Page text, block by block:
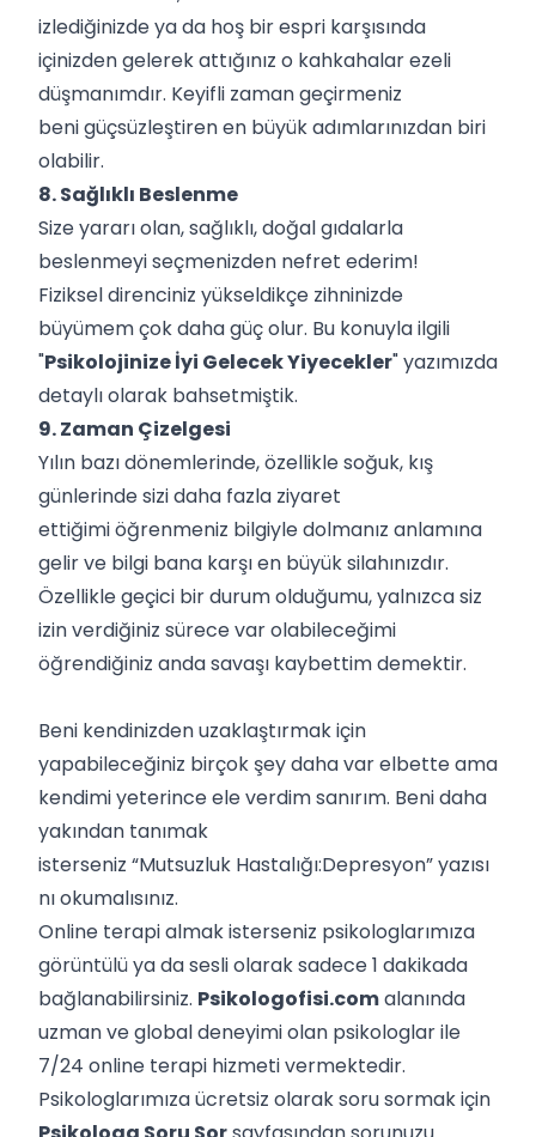
izlediğinizde ya da hoş bir espri karşısında
içinizden gelerek attığınız o kahkahalar ezeli
düşmanımdır. Keyifli zaman geçirmeniz
beni güçsüzleştiren en büyük adımlarınızdan biri
olabilir.
8. Sağlıklı Beslenme
Size yararı olan, sağlıklı, doğal gıdalarla
beslenmeyi seçmenizden nefret ederim!
Fiziksel direnciniz yükseldikçe zihninizde
büyümem çok daha güç olur. Bu konuyla ilgili
"Psikolojinize İyi Gelecek Yiyecekler" yazımızda
detaylı olarak bahsetmiştik.
9. Zaman Çizelgesi
Yılın bazı dönemlerinde, özellikle soğuk, kış
günlerinde sizi daha fazla ziyaret
ettiğimi öğrenmeniz bilgiyle dolmanız anlamına
gelir ve bilgi bana karşı en büyük silahınızdır.
Özellikle geçici bir durum olduğumu, yalnızca siz
izin verdiğiniz sürece var olabileceğimi
öğrendiğiniz anda savaşı kaybettim demektir.
Beni kendinizden uzaklaştırmak için
yapabileceğiniz birçok şey daha var elbette ama
kendimi yeterince ele verdim sanırım. Beni daha
yakından tanımak
isterseniz “Mutsuzluk Hastalığı:Depresyon” yazısı
nı okumalısınız.
Online terapi almak isterseniz psikologlarımıza
görüntülü ya da sesli olarak sadece 1 dakikada
bağlanabilirsiniz. Psikologofisi.comalanında
uzman ve global deneyimi olan psikologlar ile
7/24 online terapi hizmeti vermektedir.
Psikologlarımıza ücretsiz olarak soru sormak için